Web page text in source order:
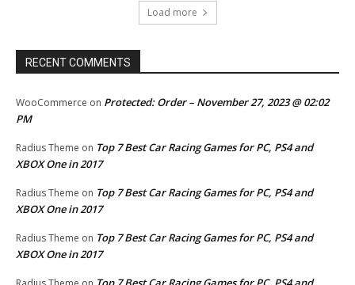
Load more
RECENT COMMENTS
WooCommerce on Protected: Order – November 27, 2023 @ 02:02
PM
Radius Theme on Top 7 Best Car Racing Games for PC, PS4 and
XBOX One in 2017
Radius Theme on Top 7 Best Car Racing Games for PC, PS4 and
XBOX One in 2017
Radius Theme on Top 7 Best Car Racing Games for PC, PS4 and
XBOX One in 2017